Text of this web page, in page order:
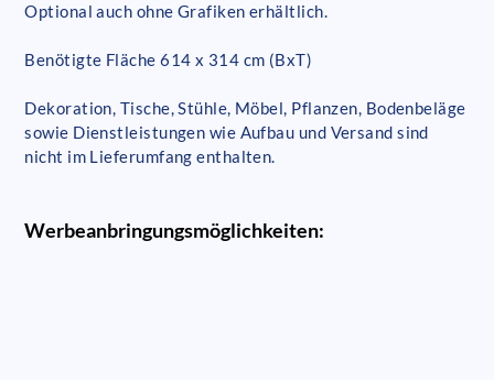
Optional auch ohne Grafiken erhältlich.
Benötigte Fläche 614 x 314 cm (BxT)
Dekoration, Tische, Stühle, Möbel, Pflanzen, Bodenbeläge
sowie Dienstleistungen wie Aufbau und Versand sind
nicht im Lieferumfang enthalten.
Werbeanbringungsmöglichkeiten: